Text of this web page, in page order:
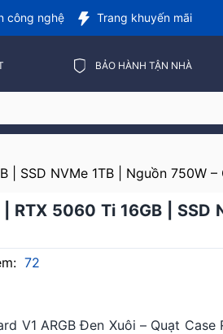
công nghệ Trang khuyến mãi
BẢO HÀNH TẬN NHÀ
SSD NVMe 1TB | Nguồn 750W
5060 Ti 16GB | SSD
72
V1 ARGB Đen Xuôi – Quạt Case